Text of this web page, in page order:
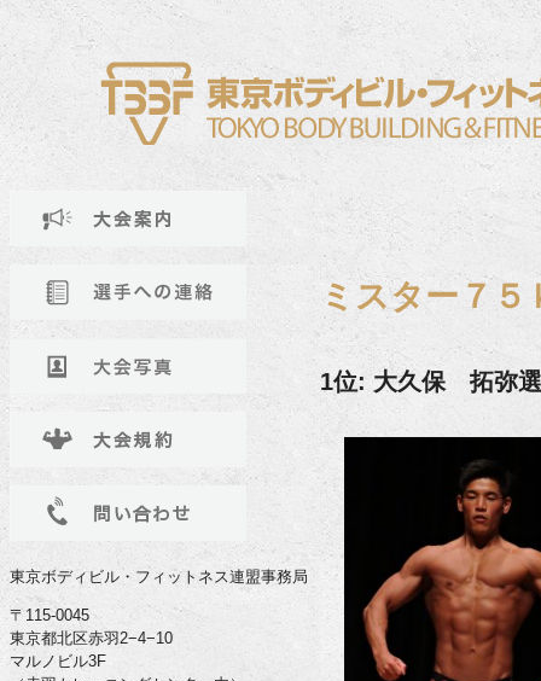
東京ボディビル・フィットネス連盟事務局
〒115-0045
東京都北区赤羽2−4−10
マルノビル3F
ミスター７５
1位: 大久保 拓弥